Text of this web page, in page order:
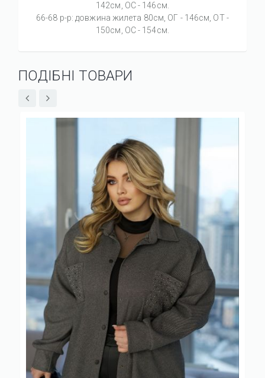
142см, ОС - 146см.
66-68 р-р: довжина жилета 80см, ОГ - 146см, ОТ -
150см, ОС - 154см.
ПОДІБНІ ТОВАРИ